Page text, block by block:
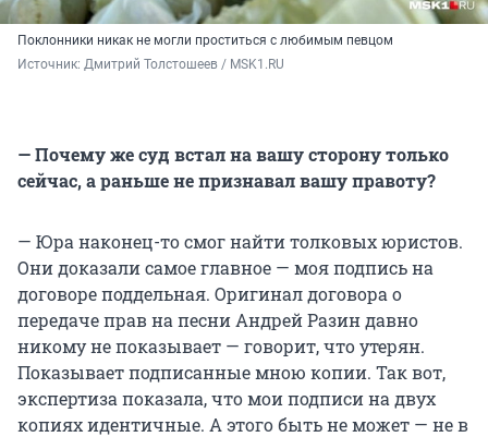
Поклонники никак не могли проститься с любимым певцом
Источник: Дмитрий Толстошеев / MSK1.RU
— Почему же суд встал на вашу сторону только
сейчас, а раньше не признавал вашу правоту?
— Юра наконец-то смог найти толковых юристов.
Они доказали самое главное — моя подпись на
договоре поддельная. Оригинал договора о
передаче прав на песни Андрей Разин давно
никому не показывает — говорит, что утерян.
Показывает подписанные мною копии. Так вот,
экспертиза показала, что мои подписи на двух
копиях идентичные. А этого быть не может — не в